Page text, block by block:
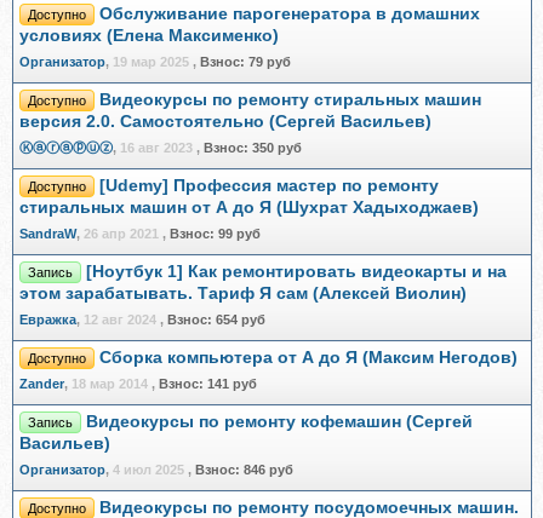
Доступно
Обслуживание парогенератора в домашних
условиях (Елена Максименко)
Организатор, 19 мар 2025 , Взнос: 79 руб
Доступно
Видеокурсы по ремонту стиральных машин
версия 2.0. Самостоятельно (Сергей Васильев)
Ⓚⓐⓡⓐⓟⓤⓩ, 16 авг 2023 , Взнос: 350 руб
Доступно
[Udemy] Профессия мастер по ремонту
стиральных машин от А до Я (Шухрат Хадыходжаев)
SandraW, 26 апр 2021 , Взнос: 99 руб
Запись
[Ноутбук 1] Как ремонтировать видеокарты и на
этом зарабатывать. Тариф Я сам (Алексей Виолин)
Евражкa, 12 авг 2024 , Взнос: 654 руб
Доступно Сборка компьютера от А до Я (Максим Негодов)
Zander, 18 мар 2014 , Взнос: 141 руб
Запись
Видеокурсы по ремонту кофемашин (Сергей
Васильев)
Организатор, 4 июл 2025 , Взнос: 846 руб
Доступно
Видеокурсы по ремонту посудомоечных машин.